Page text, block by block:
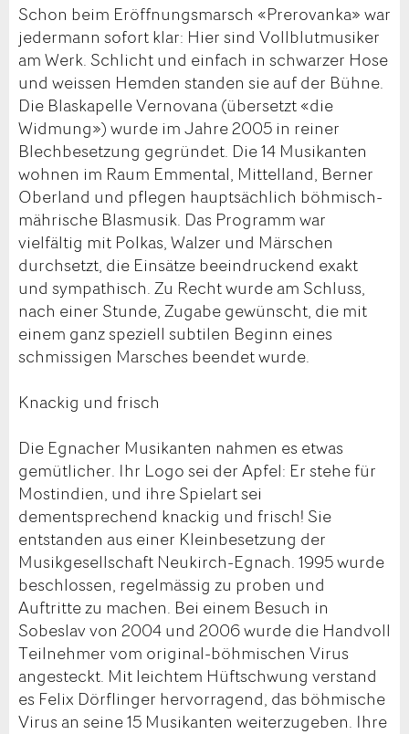
Schon beim Eröffnungsmarsch «Prerovanka» war
jedermann sofort klar: Hier sind Vollblutmusiker
am Werk. Schlicht und einfach in schwarzer Hose
und weissen Hemden standen sie auf der Bühne.
Die Blaskapelle Vernovana (übersetzt «die
Widmung») wurde im Jahre 2005 in reiner
Blechbesetzung gegründet. Die 14 Musikanten
wohnen im Raum Emmental, Mittelland, Berner
Oberland und pflegen hauptsächlich böhmisch-
mährische Blasmusik. Das Programm war
vielfältig mit Polkas, Walzer und Märschen
durchsetzt, die Einsätze beeindruckend exakt
und sympathisch. Zu Recht wurde am Schluss,
nach einer Stunde, Zugabe gewünscht, die mit
einem ganz speziell subtilen Beginn eines
schmissigen Marsches beendet wurde.
Knackig und frisch
Die Egnacher Musikanten nahmen es etwas
gemütlicher. Ihr Logo sei der Apfel: Er stehe für
Mostindien, und ihre Spielart sei
dementsprechend knackig und frisch! Sie
entstanden aus einer Kleinbesetzung der
Musikgesellschaft Neukirch-Egnach. 1995 wurde
beschlossen, regelmässig zu proben und
Auftritte zu machen. Bei einem Besuch in
Sobeslav von 2004 und 2006 wurde die Handvoll
Teilnehmer vom original-böhmischen Virus
angesteckt. Mit leichtem Hüftschwung verstand
es Felix Dörflinger hervorragend, das böhmische
Virus an seine 15 Musikanten weiterzugeben. Ihre